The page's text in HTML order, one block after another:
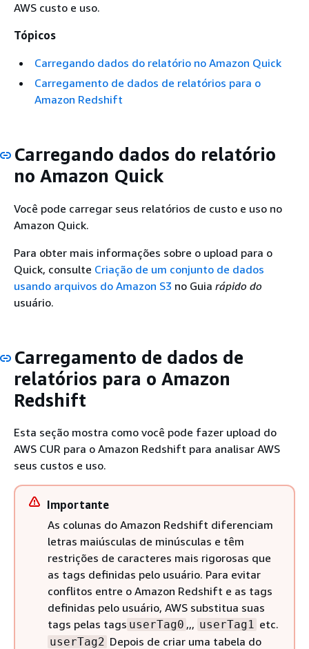
AWS custo e uso.
Tópicos
Carregando dados do relatório no Amazon Quick
Carregamento de dados de relatórios para o
Amazon Redshift
Carregando dados do relatório
no Amazon Quick
Você pode carregar seus relatórios de custo e uso no
Amazon Quick.
Para obter mais informações sobre o upload para o
Quick, consulte Criação de um conjunto de dados
usando arquivos do Amazon S3 no Guia rápido do
usuário.
Carregamento de dados de
relatórios para o Amazon
Redshift
Esta seção mostra como você pode fazer upload do
AWS CUR para o Amazon Redshift para analisar AWS
seus custos e uso.
Importante
As colunas do Amazon Redshift diferenciam
letras maiúsculas de minúsculas e têm
restrições de caracteres mais rigorosas que
as tags definidas pelo usuário. Para evitar
conflitos entre o Amazon Redshift e as tags
definidas pelo usuário, AWS substitua suas
tags pelas tags userTag0 ,,, userTag1 etc.
userTag2 Depois de criar uma tabela do